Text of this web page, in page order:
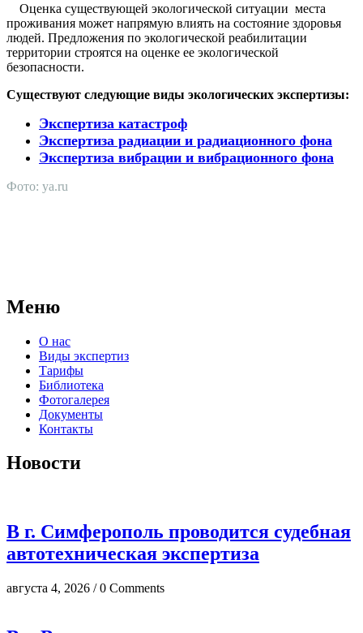
Оценка существующей экологической ситуации места
проживания может напрямую влиять на состояние здоровья
людей. Предложения по экологической реабилитации
территории строятся на оценке ее экологической
безопасности.
Существуют следующие виды экологических экспертизы:
Экспертиза катастроф
Экспертиза радиации и радиационного фона
Экспертиза вибрации и вибрационного фона
Фото: ya.ru
Меню
О нас
Виды экспертиз
Тарифы
Библиотека
Фотогалерея
Документы
Контакты
Новости
В г. Симферополь проводится судебная
автотехническая экспертиза
августа 4, 2026 / 0 Comments